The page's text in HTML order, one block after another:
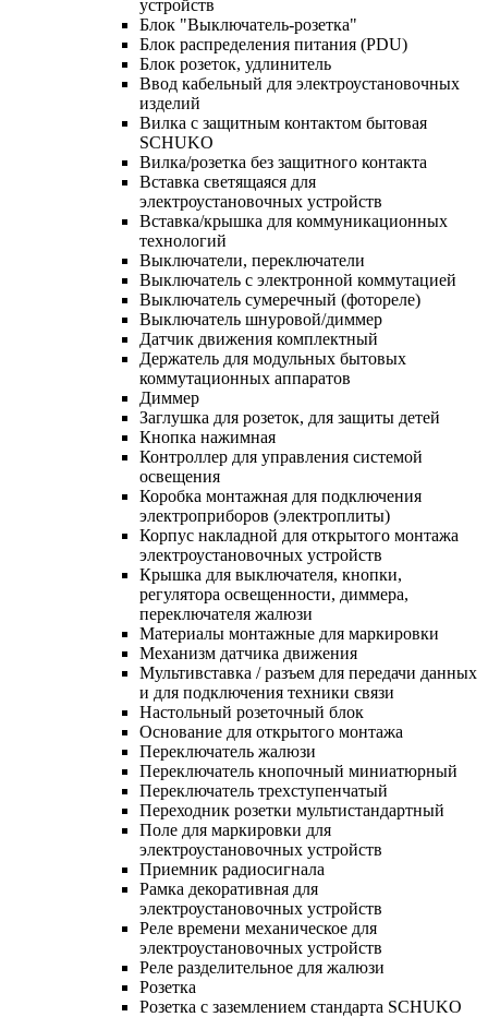
устройств
Блок "Выключатель-розетка"
Блок распределения питания (PDU)
Блок розеток, удлинитель
Ввод кабельный для электроустановочных
изделий
Вилка с защитным контактом бытовая
SCHUKO
Вилка/розетка без защитного контакта
Вставка светящаяся для
электроустановочных устройств
Вставка/крышка для коммуникационных
технологий
Выключатели, переключатели
Выключатель с электронной коммутацией
Выключатель сумеречный (фотореле)
Выключатель шнуровой/диммер
Датчик движения комплектный
Держатель для модульных бытовых
коммутационных аппаратов
Диммер
Заглушка для розеток, для защиты детей
Кнопка нажимная
Контроллер для управления системой
освещения
Коробка монтажная для подключения
электроприборов (электроплиты)
Корпус накладной для открытого монтажа
электроустановочных устройств
Крышка для выключателя, кнопки,
регулятора освещенности, диммера,
переключателя жалюзи
Материалы монтажные для маркировки
Механизм датчика движения
Мультивставка / разъем для передачи данных
и для подключения техники связи
Настольный розеточный блок
Основание для открытого монтажа
Переключатель жалюзи
Переключатель кнопочный миниатюрный
Переключатель трехступенчатый
Переходник розетки мультистандартный
Поле для маркировки для
электроустановочных устройств
Приемник радиосигнала
Рамка декоративная для
электроустановочных устройств
Реле времени механическое для
электроустановочных устройств
Реле разделительное для жалюзи
Розетка
Розетка с заземлением стандарта SCHUKO